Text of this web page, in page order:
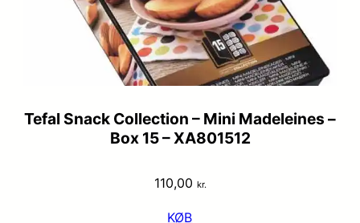
Tefal Snack Collection – Mini Madeleines –
Box 15 – XA801512
110,00 kr.
KØB